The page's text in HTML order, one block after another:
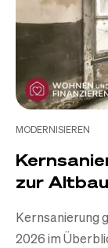
MODERNISIEREN
zur
Kernsanierung
2026 im